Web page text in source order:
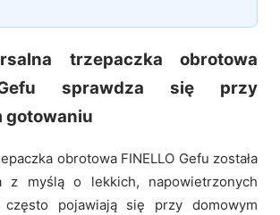
trzepaczka obrotowa
Gefu sprawdza się przy
gotowaniu
obrotowa FINELLO Gefu została
z myślą o lekkich, napowietrzonych
często pojawiają się przy domowym